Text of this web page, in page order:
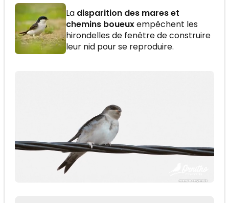
La disparition des mares et
chemins boueuxempêchent les
hirondelles de fenêtre de construire
leur nid pour se reproduire.